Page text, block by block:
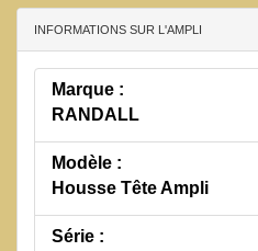
INFORMATIONS SUR L'AMPLI
Marque :
RANDALL
Modèle :
Housse Tête Ampli
Série :